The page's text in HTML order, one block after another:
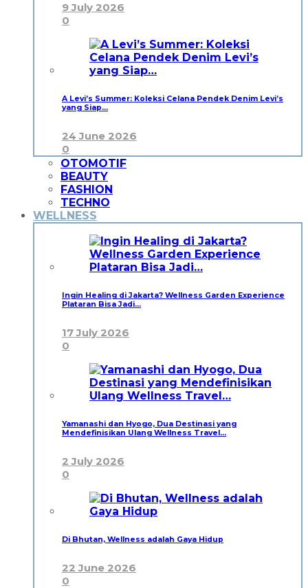
9 July 2026
0
A Levi’s Summer: Koleksi Celana Pendek Denim Levi’s
yang Siap…
24 June 2026
0
OTOMOTIF
BEAUTY
FASHION
TECHNO
WELLNESS
Ingin Healing di Jakarta? Wellness Garden Experience
Plataran Bisa Jadi…
17 July 2026
0
Yamanashi dan Hyogo, Dua Destinasi yang
Mendefinisikan Ulang Wellness Travel…
2 July 2026
0
Di Bhutan, Wellness adalah Gaya Hidup
22 June 2026
0